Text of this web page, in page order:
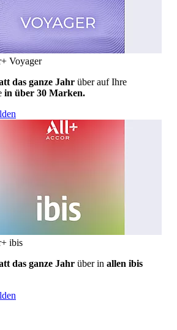
Voyager
das ganze Jahr über auf Ihre
in über 30 Marken.
ibis
das ganze Jahr über in allen ibis